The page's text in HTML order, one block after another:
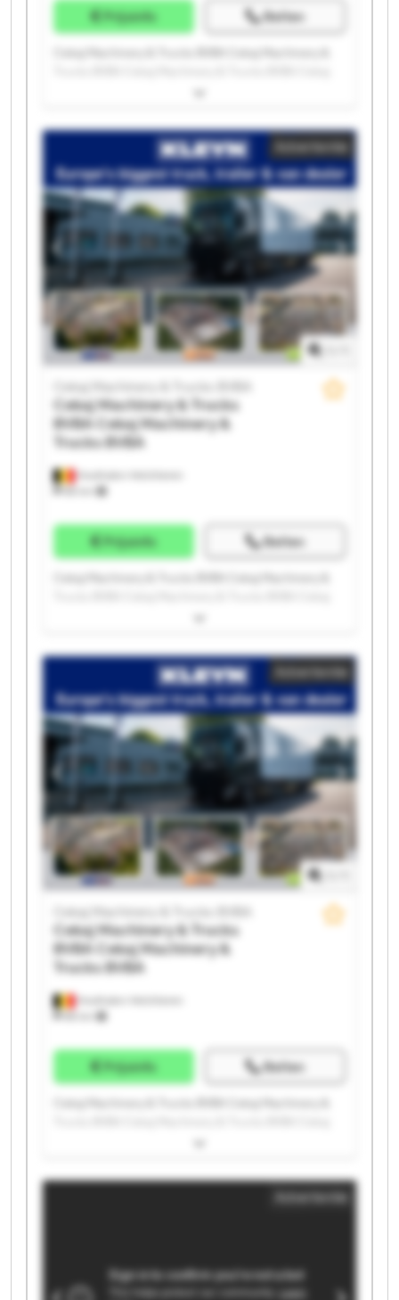
Prijsinfo Bellen
Machinery & Trucks BVBA Cekaj Machinery & Trucks
Machinery & Trucks BVBA Cekaj Machinery & Trucks
BVBA Cekaj Machinery & Trucks BVBA Cekaj
Machinery & Trucks BVBA Cekaj Machinery & Trucks
BVBA Cekaj Machinery & Trucks BVBA Cekaj
Machinery & Trucks BVBA Cekaj Machinery & Trucks
BVBA Cekaj Machinery & Trucks BVBA Cekaj
Machinery & Trucks BVBA Cekaj Machinery & Trucks
BVBA Cekaj Machinery & Trucks BVBA Cekaj
Machinery & Trucks BVBA Cekaj Machinery & Trucks
BVBA
Advertentie
Houthalen-Helchteren
88 km
Cekaj Machinery & Trucks BVBA
Cekaj Machinery & Trucks
BVBA
Cekaj Machinery &
Trucks BVBA
Prijsinfo Bellen
Machinery & Trucks BVBA Cekaj Machinery & Trucks
Machinery & Trucks BVBA Cekaj Machinery & Trucks
BVBA Cekaj Machinery & Trucks BVBA Cekaj
Machinery & Trucks BVBA Cekaj Machinery & Trucks
BVBA Cekaj Machinery & Trucks BVBA Cekaj
Machinery & Trucks BVBA Cekaj Machinery & Trucks
BVBA Cekaj Machinery & Trucks BVBA Cekaj
Machinery & Trucks BVBA Cekaj Machinery & Trucks
BVBA Cekaj Machinery & Trucks BVBA Cekaj
Machinery & Trucks BVBA Cekaj Machinery & Trucks
BVBA
Advertentie
Houthalen-Helchteren
88 km
Cekaj Machinery & Trucks BVBA
Cekaj Machinery & Trucks
BVBA
Cekaj Machinery &
Trucks BVBA
Prijsinfo Bellen
Machinery & Trucks BVBA Cekaj Machinery & Trucks
Machinery & Trucks BVBA Cekaj Machinery & Trucks
BVBA Cekaj Machinery & Trucks BVBA Cekaj
BVBA Cekaj Machinery & Trucks BVBA Cekaj
Machinery & Trucks BVBA Cekaj Machinery & Trucks
Advertentie